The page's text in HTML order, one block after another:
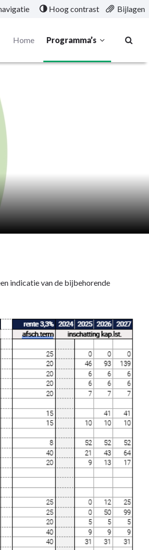
Hoog contrast Bijlagen
Home Programma’s
indicatie van de bijbehorende